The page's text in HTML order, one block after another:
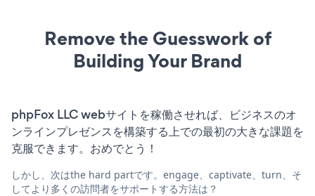
Remove the Guesswork of
Building Your Brand
phpFox LLC webサイトを稼働させれば、ビジネスのオ
ンラインプレゼンスを構築する上での最初の大きな課題を
克服できます。おめでとう！
しかし、次はthe hard partです。engage、captivate、turn、そ
してより多くの訪問者をサポートする方法は？